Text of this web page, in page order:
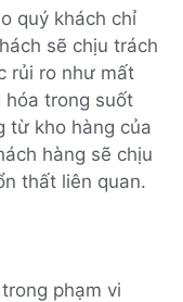
quý khách chỉ
sẽ chịu trách
rủi ro như mất
hóa trong suốt
từ kho hàng của
hàng sẽ chịu
thất liên quan.
phạm vi